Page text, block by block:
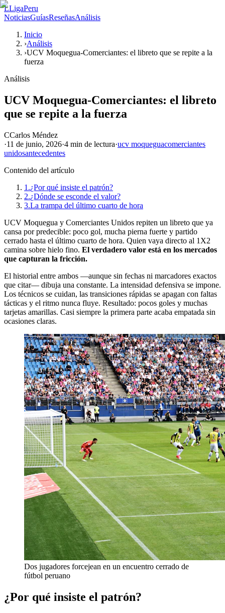
LLigaPeru
NoticiasGuíasReseñasAnálisis
Inicio
›Análisis
›UCV Moquegua-Comerciantes: el libreto que se repite a la
fuerza
Análisis
UCV Moquegua-Comerciantes: el libreto
que se repite a la fuerza
CCarlos Méndez
·11 de junio, 2026·4 min de lectura·ucv moqueguacomerciantes
unidosantecedentes
Contenido del artículo
1.¿Por qué insiste el patrón?
2.¿Dónde se esconde el valor?
3.La trampa del último cuarto de hora
UCV Moquegua y Comerciantes Unidos repiten un libreto que ya
cansa por predecible: poco gol, mucha pierna fuerte y partido
cerrado hasta el último cuarto de hora. Quien vaya directo al 1X2
camina sobre hielo fino. El verdadero valor está en los mercados
que capturan la fricción.
El historial entre ambos —aunque sin fechas ni marcadores exactos
que citar— dibuja una constante. La intensidad defensiva se impone.
Los técnicos se cuidan, las transiciones rápidas se apagan con faltas
tácticas y el ritmo nunca fluye. Resultado: pocos goles y muchas
tarjetas amarillas. Casi siempre la primera parte acaba empatada sin
ocasiones claras.
Dos jugadores forcejean en un encuentro cerrado de
fútbol peruano
¿Por qué insiste el patrón?